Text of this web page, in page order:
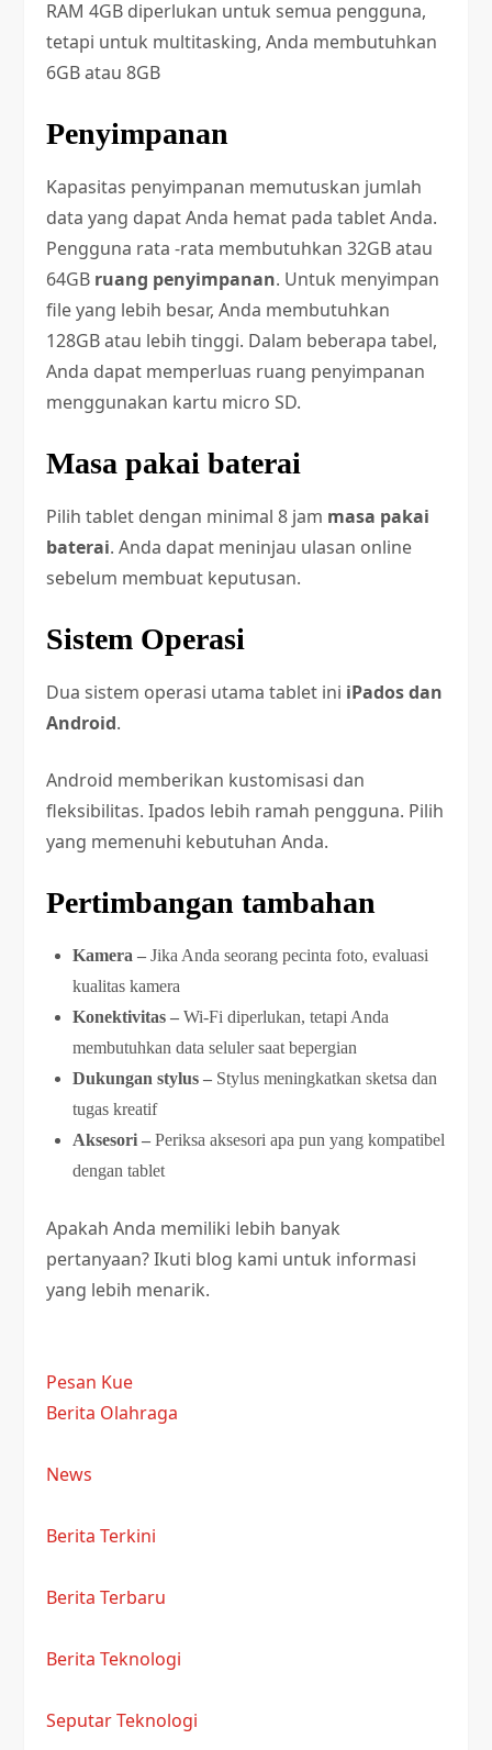
RAM 4GB diperlukan untuk semua pengguna,
tetapi untuk multitasking, Anda membutuhkan
6GB atau 8GB
Penyimpanan
Kapasitas penyimpanan memutuskan jumlah
data yang dapat Anda hemat pada tablet Anda.
Pengguna rata -rata membutuhkan 32GB atau
64GB ruang penyimpanan. Untuk menyimpan
file yang lebih besar, Anda membutuhkan
128GB atau lebih tinggi. Dalam beberapa tabel,
Anda dapat memperluas ruang penyimpanan
menggunakan kartu micro SD.
Masa pakai baterai
Pilih tablet dengan minimal 8 jam masa pakai
baterai. Anda dapat meninjau ulasan online
sebelum membuat keputusan.
Sistem Operasi
Dua sistem operasi utama tablet ini iPados dan
Android.
Android memberikan kustomisasi dan
fleksibilitas. Ipados lebih ramah pengguna. Pilih
yang memenuhi kebutuhan Anda.
Pertimbangan tambahan
Kamera – Jika Anda seorang pecinta foto, evaluasi
kualitas kamera
Konektivitas – Wi-Fi diperlukan, tetapi Anda
membutuhkan data seluler saat bepergian
Dukungan stylus – Stylus meningkatkan sketsa dan
tugas kreatif
Aksesori –Periksa aksesori apa pun yang kompatibel
dengan tablet
Apakah Anda memiliki lebih banyak
pertanyaan? Ikuti blog kami untuk informasi
yang lebih menarik.
Pesan Kue
Berita Olahraga
News
Berita Terkini
Berita Terbaru
Berita Teknologi
Seputar Teknologi